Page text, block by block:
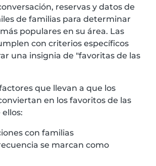
reservas y datos de
de familias para determinar
populares en su área. Las
con criterios específicos
una insignia de "favoritas de las
que llevan a que los
en los favoritos de las
con familias
se marcan como